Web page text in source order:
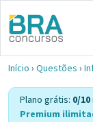
Início › Questões ›
Plano grátis: 0/10
Premium